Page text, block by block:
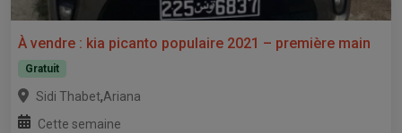
À vendre : kia picanto populaire 2021 – première main
Gratuit
Sidi Thabet,Ariana
Cette semaine